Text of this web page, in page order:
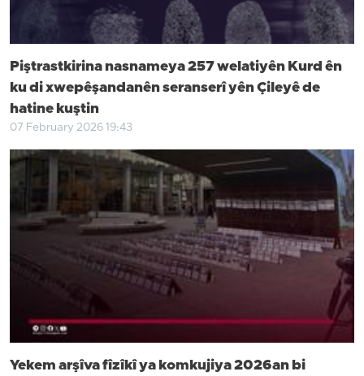
Piştrastkirina nasnameya 257 welatiyên Kurd ên
ku di xwepêşandanên seranserî yên Çileyê de
hatine kuştin
07 February 2026 19:43
Yekem arşîva fîzîkî ya komkujiya 2026an bi